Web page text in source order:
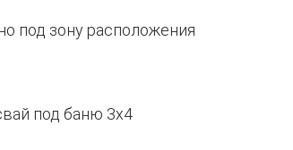
под зону расположения